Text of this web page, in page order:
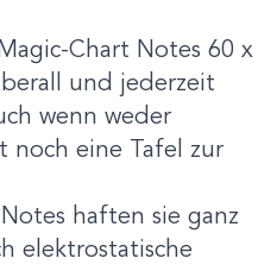
Chart Notes 60 x
und jederzeit
wenn weder
noch eine Tafel zur
haften sie ganz
elektrostatische